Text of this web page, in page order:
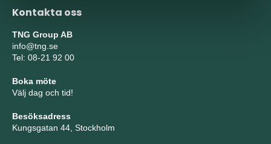
Kontakta oss
TNG Group AB
info@tng.se
Tel: 08-21 92 00
Boka möte
Välj dag och tid!
Besöksadress
Kungsgatan 44, Stockholm